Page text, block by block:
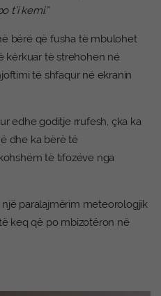
t’i kemi.”
bërë që fusha të mbulohet
kërkuar të strehohen në
të shfaqur në ekranin
edhe goditje rrufesh, çka ka
dhe ka bërë të
të tifozëve nga
paralajmërim meteorologjik
keq që po mbizotëron në